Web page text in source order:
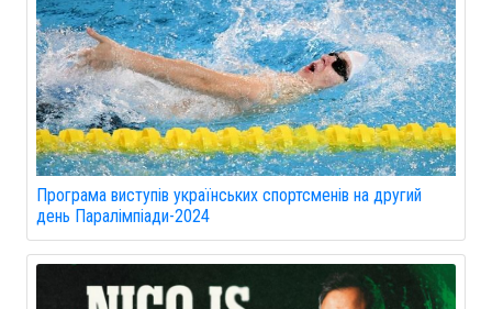
Програма виступів українських спортсменів на другий
день Паралімпіади-2024